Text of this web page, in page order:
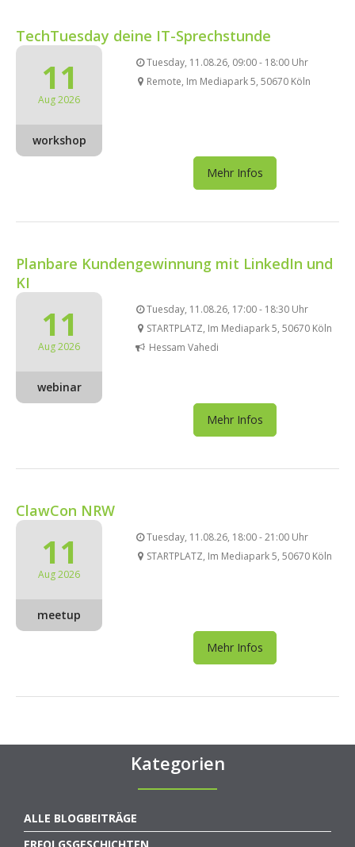
TechTuesday deine IT-Sprechstunde
11
Aug 2026
workshop
Tuesday, 11.08.26, 09:00 - 18:00 Uhr
Remote, Im Mediapark 5, 50670 Köln
Mehr Infos
Planbare Kundengewinnung mit LinkedIn und
KI
11
Aug 2026
webinar
Tuesday, 11.08.26, 17:00 - 18:30 Uhr
STARTPLATZ, Im Mediapark 5, 50670 Köln
Hessam Vahedi
Mehr Infos
ClawCon NRW
11
Aug 2026
meetup
Tuesday, 11.08.26, 18:00 - 21:00 Uhr
STARTPLATZ, Im Mediapark 5, 50670 Köln
Mehr Infos
Kategorien
ALLE BLOGBEITRÄGE